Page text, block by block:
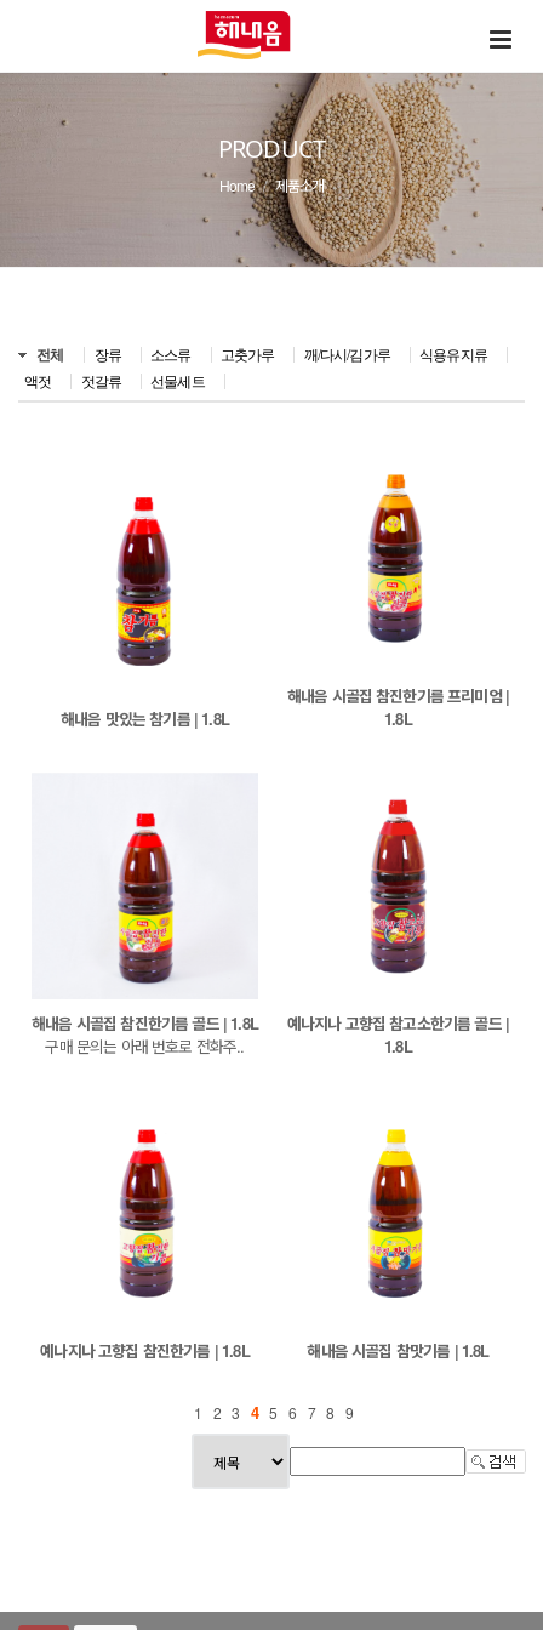
PRODUCT
Home 제품소개
전체 장류 소스류 고춧가루 깨/다시/김가루
식용유지류
액젓
젓갈류 선물세트
해내음 맛있는 참기름 | 1.8L
해내음 시골집 참진한기름 프리미엄 |
1.8L
해내음 시골집 참진한기름 골드 | 1.8L
구매 문의는 아래 번호로 전화주..
예나지나 고향집 참고소한기름 골드 |
1.8L
예나지나 고향집 참진한기름 | 1.8L 해내음 시골집 참맛기름 | 1.8L
1 2 3 4 5 6 7 8 9